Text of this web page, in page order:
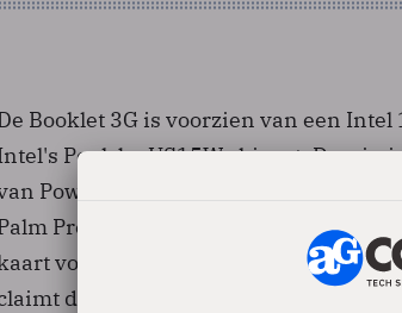
Booklet 3G is voorzien van een
Poulsbo US15W chipset. Daarin
PowerVR die ook verantwoordelijk
Pre en de iPhone 3GS. De
voor contact met de snelste
dat de Li-ion batterij de Booklet